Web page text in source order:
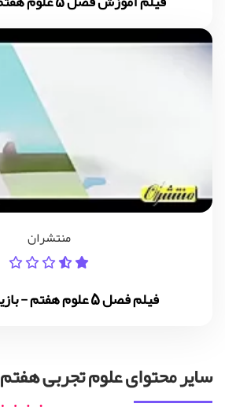
منتشران
فیلم فصل 5 علوم هفتم - بازیافت شیشه
سایر محتوای علوم تجربی هفتم